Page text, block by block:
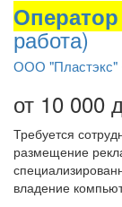
работа)
ООО "Пластэкс"
от 10 000
Требуется
размещение
владение